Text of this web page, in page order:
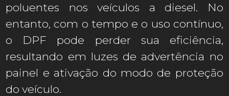
poluentes nos veículos a diesel. No
entanto, com o tempo e o uso contínuo,
o DPF pode perder sua eficiência,
resultando em luzes de advertência no
painel e ativação do modo de proteção
do veículo.